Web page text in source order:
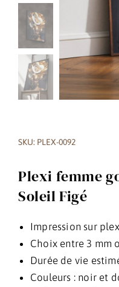
SKU: PLEX-0092
Plexi femme
Soleil Figé
Impression sur
Choix entre 3 mm
Durée de vie
Couleurs : noir et